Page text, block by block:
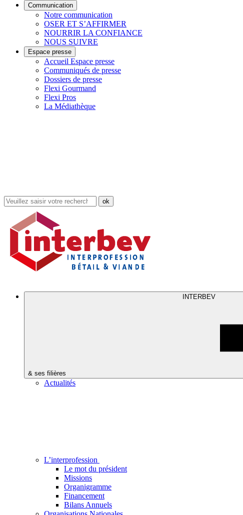
Communication
Notre communication
OSER ET S’AFFIRMER
NOURRIR LA CONFIANCE
NOUS SUIVRE
Espace presse
Accueil Espace presse
Communiqués de presse
Dossiers de presse
Flexi Gourmand
Flexi Pros
La Médiathèque
Rechercher
dans
site
INTERBEV
& ses filières
Actualités
L’interprofession
Le mot du président
Missions
Organigramme
Financement
Bilans Annuels